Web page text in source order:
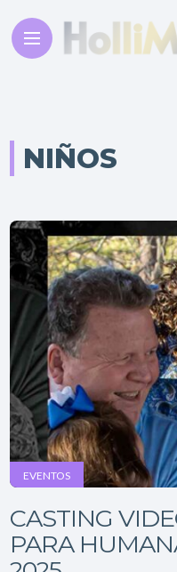
NIÑOS
EVENTOS
CASTING
PARA